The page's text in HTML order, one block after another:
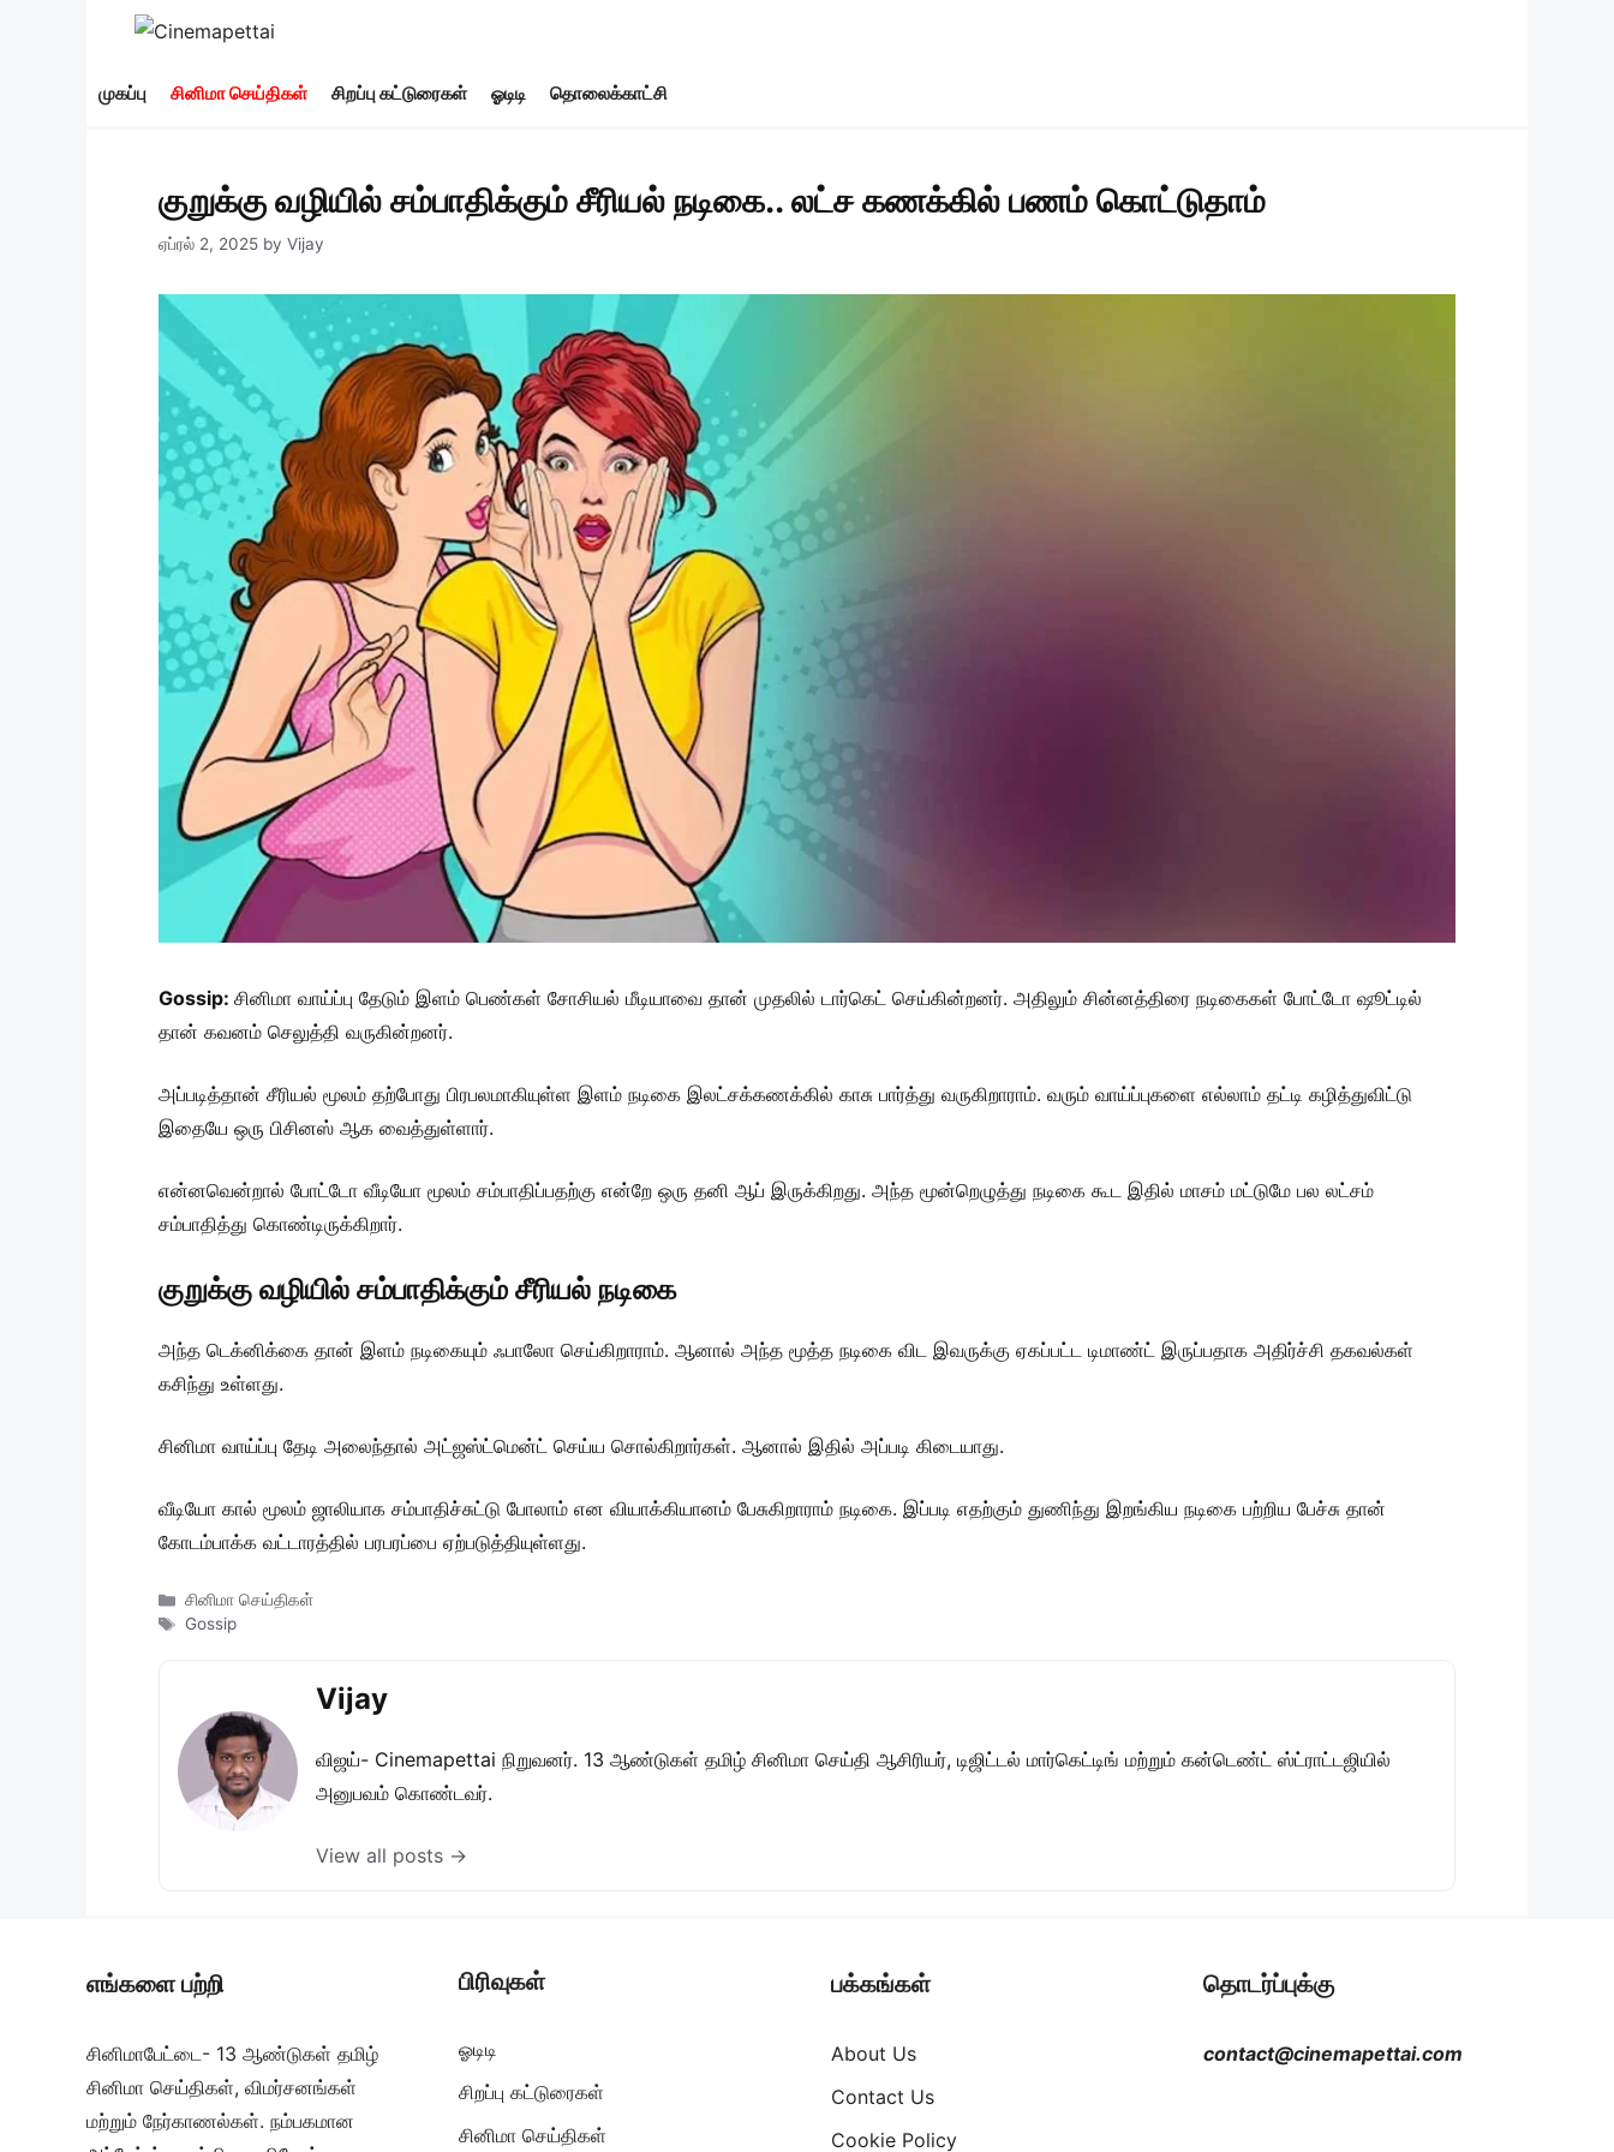
முகப்பு சினிமா செய்திகள் சிறப்பு கட்டுரைகள் ஓடிடி தொலைக்காட்சி
குறுக்கு வழியில் சம்பாதிக்கும் சீரியல் நடிகை.. லட்ச கணக்கில் பணம் கொட்டுதாம்
ஏப்ரல் 2, 2025 by Vijay
Gossip: சினிமா வாய்ப்பு தேடும் இளம் பெண்கள் சோசியல் மீடியாவை தான் முதலில் டார்கெட் செய்கின்றனர். அதிலும் சின்னத்திரை நடிகைகள் போட்டோ ஷூட்டில்
தான் கவனம் செலுத்தி வருகின்றனர்.
அப்படித்தான் சீரியல் மூலம் தற்போது பிரபலமாகியுள்ள இளம் நடிகை இலட்சக்கணக்கில் காசு பார்த்து வருகிறாராம். வரும் வாய்ப்புகளை எல்லாம் தட்டி கழித்துவிட்டு
இதையே ஒரு பிசினஸ் ஆக வைத்துள்ளார்.
என்னவென்றால் போட்டோ வீடியோ மூலம் சம்பாதிப்பதற்கு என்றே ஒரு தனி ஆப் இருக்கிறது. அந்த மூன்றெழுத்து நடிகை கூட இதில் மாசம் மட்டுமே பல லட்சம்
சம்பாதித்து கொண்டிருக்கிறார்.
குறுக்கு வழியில் சம்பாதிக்கும் சீரியல் நடிகை
அந்த டெக்னிக்கை தான் இளம் நடிகையும் ஃபாலோ செய்கிறாராம். ஆனால் அந்த மூத்த நடிகை விட இவருக்கு ஏகப்பட்ட டிமாண்ட் இருப்பதாக அதிர்ச்சி தகவல்கள்
கசிந்து உள்ளது.
சினிமா வாய்ப்பு தேடி அலைந்தால் அட்ஜஸ்ட்மென்ட் செய்ய சொல்கிறார்கள். ஆனால் இதில் அப்படி கிடையாது.
வீடியோ கால் மூலம் ஜாலியாக சம்பாதிச்சுட்டு போலாம் என வியாக்கியானம் பேசுகிறாராம் நடிகை. இப்படி எதற்கும் துணிந்து இறங்கிய நடிகை பற்றிய பேச்சு தான்
கோடம்பாக்க வட்டாரத்தில் பரபரப்பை ஏற்படுத்தியுள்ளது.
Categories
சினிமா செய்திகள்
Tags
Gossip
Vijay
விஜய்- Cinemapettai நிறுவனர். 13 ஆண்டுகள் தமிழ் சினிமா செய்தி ஆசிரியர், டிஜிட்டல் மார்கெட்டிங் மற்றும் கன்டெண்ட் ஸ்ட்ராட்டஜியில்
அனுபவம் கொண்டவர்.
View all posts →
எங்களை பற்றி
சினிமாபேட்டை- 13 ஆண்டுகள் தமிழ்
சினிமா செய்திகள், விமர்சனங்கள்
மற்றும் நேர்காணல்கள். நம்பகமான
பிரிவுகள்
ஓடிடி
சிறப்பு கட்டுரைகள்
சினிமா செய்திகள்
பக்கங்கள்
About Us
Contact Us
Cookie Policy
தொடர்ப்புக்கு
contact@cinemapettai.com